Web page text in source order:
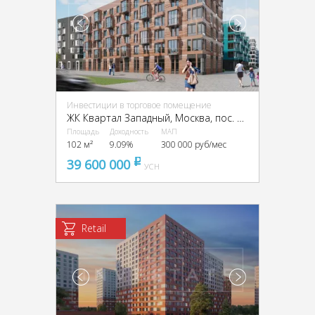
Инвестиции в торговое помещение
ЖК Квартал Западный, Москва, пос. Марушкинское, квартал 76, ЖК Квартал Западный, 3
Площадь
102 м²
Доходность
9.09%
МАП
300 000 руб/мес
39 600 000 pуб
УСН
Retail